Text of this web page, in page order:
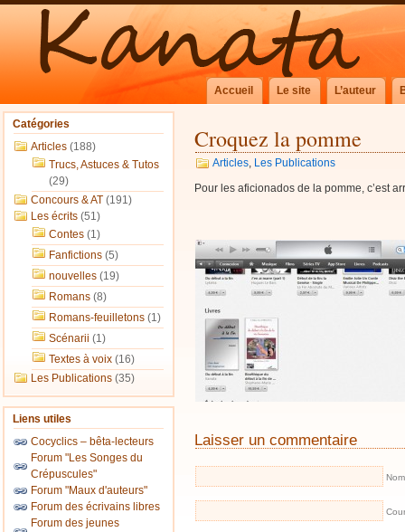
Accueil Le site L’auteur
Catégories
Articles (188)
Trucs, Astuces & Tutos
(29)
Concours & AT (191)
Les écrits (51)
Contes (1)
Fanfictions (5)
nouvelles (19)
Romans (8)
Romans-feuilletons (1)
Scénarii (1)
Textes à voix (16)
Les Publications (35)
Liens utiles
Cocyclics – bêta-lecteurs
Forum "Les Songes du
Crépuscules"
Forum "Maux d'auteurs"
Forum des écrivains libres
Forum des jeunes
Croquez la pomme
Articles, Les Publications
Pour les aficionados de la pomme, c’est
Laisser un commentaire